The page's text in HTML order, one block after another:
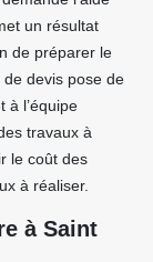
un résultat
de préparer le
devis pose de
à l’équipe
travaux à
le coût des
à réaliser.
à Saint